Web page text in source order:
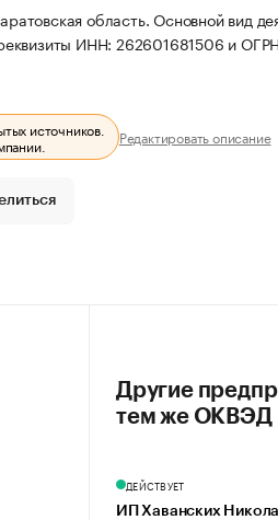
область. Основной вид
реквизиты ИНН: 262601681506 и
источников.
Редактировать описание
Другие
тем же ОКВЭД
ДЕЙСТВУЕТ
ИП Хаванских